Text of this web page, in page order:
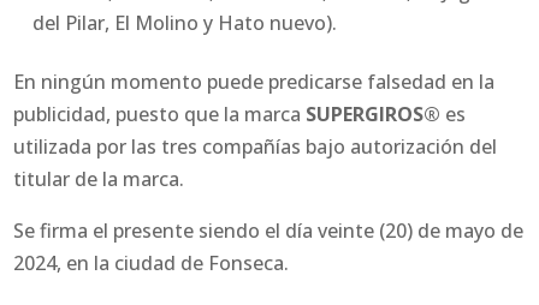
del Pilar, El Molino y Hato nuevo).
En ningún momento puede predicarse falsedad en la
publicidad, puesto que la marca SUPERGIROS® es
utilizada por las tres compañías bajo autorización del
titular de la marca.
Se firma el presente siendo el día veinte (20) de mayo de
2024, en la ciudad de Fonseca.